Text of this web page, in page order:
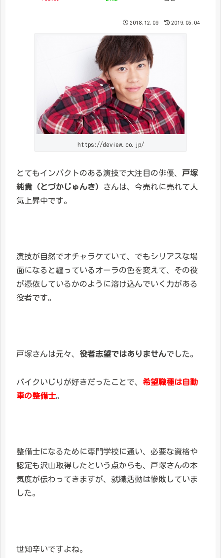
2018.12.09 2019.05.04
https://deview.co.jp/
とてもインパクトのある演技で大注目の俳優、 戸塚
純貴（とづかじゅんき）
さんは、今売れに売れて人
気上昇中です。
演技が自然でオチャラケていて、でもシリアスな場
面になると纏っているオーラの色を変えて、その役
が憑依しているかのように溶け込んでいく力がある
役者です。
戸塚さんは元々、 役者志望ではありませんでした。
バイクいじりが好きだったことで、 希望職種は自動
車の整備士。
整備士になるために専門学校に通い、必要な資格や
認定も沢山取得したという点からも、戸塚さんの本
気度が伝わってきますが、就職活動は惨敗していま
した。
世知辛いですよね。